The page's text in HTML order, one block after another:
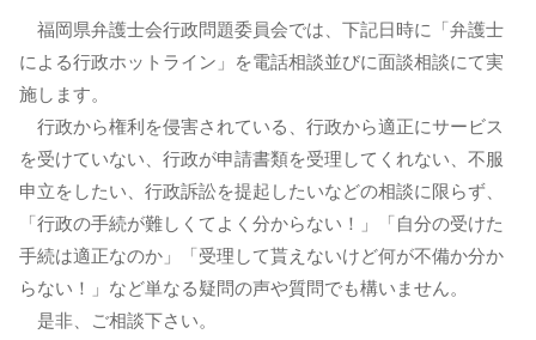
福岡県弁護士会行政問題委員会では、下記日時に「弁護士
による行政ホットライン」を電話相談並びに面談相談にて実
施します。
行政から権利を侵害されている、行政から適正にサービス
を受けていない、行政が申請書類を受理してくれない、不服
申立をしたい、行政訴訟を提起したいなどの相談に限らず、
「行政の手続が難しくてよく分からない！」「自分の受けた
手続は適正なのか」「受理して貰えないけど何が不備か分か
らない！」など単なる疑問の声や質問でも構いません。
是非、ご相談下さい。